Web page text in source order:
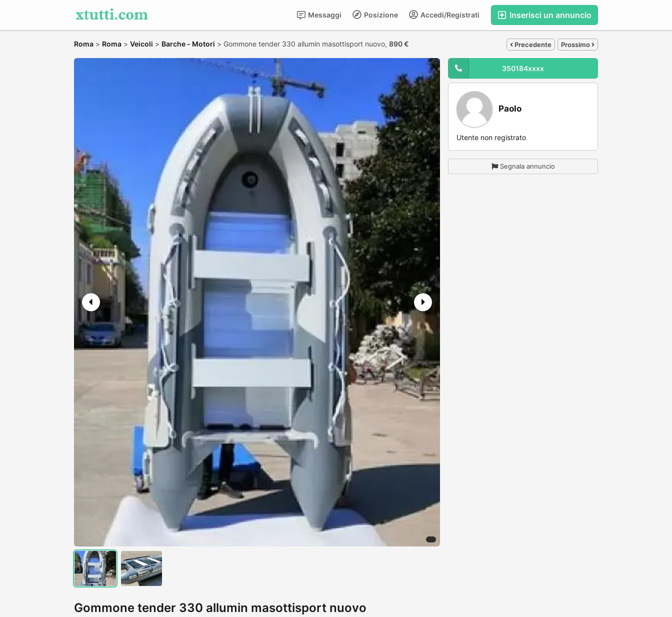
Inserisci un annuncio
Accedi/Registrati
Posizione
Messaggi
Roma > Roma > Veicoli > Barche - Motori > Gommone tender 330 allumin masottisport nuovo, 890 € Precedente Prossimo
Gommone tender 330 allumin masottisport nuovo
350184xxxx
Paolo
Utente non registrato
Segnala annuncio